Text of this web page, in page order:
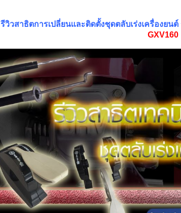
รีวิวสาธิตการเปลี่ยนและติดตั้งชุดตลับเร่งเครื่องยน
GXV160